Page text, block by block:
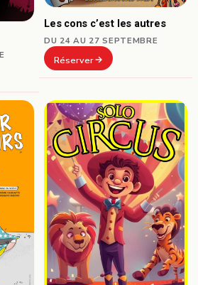
Les cons c’est les autres
DU 24 AU 27 SEPTEMBRE
Réserver